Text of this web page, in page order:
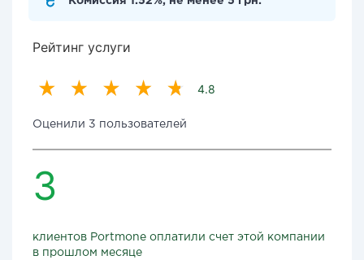
Рейтинг услуги
4.8
Оценили 3 пользователей
3
клиентов Portmone оплатили счет этой компании
в прошлом месяце